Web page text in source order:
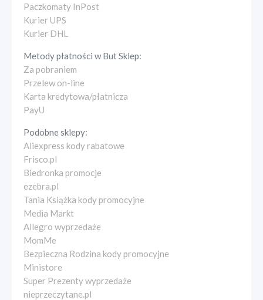
Paczkomaty InPost
Kurier UPS
Kurier DHL
Metody płatności wBut Sklep:
Za pobraniem
Przelew on-line
Karta kredytowa/płatnicza
PayU
Podobne sklepy:
Aliexpress kody rabatowe
Frisco.pl
Biedronka promocje
ezebra.pl
Tania Książka kody promocyjne
Media Markt
Allegro wyprzedaże
MomMe
Bezpieczna Rodzina kody promocyjne
Ministore
Super Prezenty wyprzedaże
nieprzeczytane.pl